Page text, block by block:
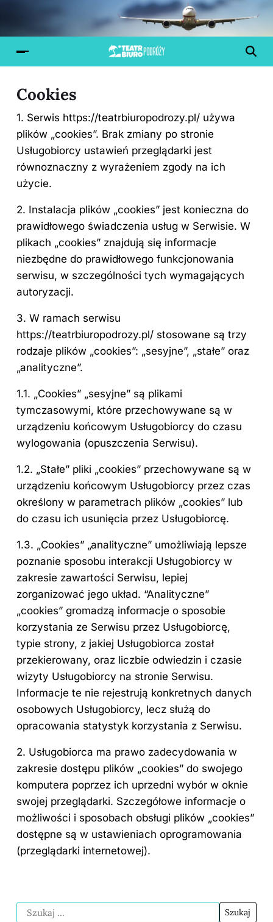
Cookies
1. Serwis https://teatrbiuropodrozy.pl/ używa
plików „cookies”. Brak zmiany po stronie
Usługobiorcy ustawień przeglądarki jest
równoznaczny z wyrażeniem zgody na ich
użycie.
2. Instalacja plików „cookies” jest konieczna do
prawidłowego świadczenia usług w Serwisie. W
plikach „cookies” znajdują się informacje
niezbędne do prawidłowego funkcjonowania
serwisu, w szczególności tych wymagających
autoryzacji.
3. W ramach serwisu
https://teatrbiuropodrozy.pl/ stosowane są trzy
rodzaje plików „cookies”: „sesyjne”, „stałe” oraz
„analityczne”.
1.1. „Cookies” „sesyjne” są plikami
tymczasowymi, które przechowywane są w
urządzeniu końcowym Usługobiorcy do czasu
wylogowania (opuszczenia Serwisu).
1.2. „Stałe” pliki „cookies” przechowywane są w
urządzeniu końcowym Usługobiorcy przez czas
określony w parametrach plików „cookies” lub
do czasu ich usunięcia przez Usługobiorcę.
1.3. „Cookies” „analityczne” umożliwiają lepsze
poznanie sposobu interakcji Usługobiorcy w
zakresie zawartości Serwisu, lepiej
zorganizować jego układ. “Analityczne”
„cookies” gromadzą informacje o sposobie
korzystania ze Serwisu przez Usługobiorcę,
typie strony, z jakiej Usługobiorca został
przekierowany, oraz liczbie odwiedzin i czasie
wizyty Usługobiorcy na stronie Serwisu.
Informacje te nie rejestrują konkretnych danych
osobowych Usługobiorcy, lecz służą do
opracowania statystyk korzystania z Serwisu.
2. Usługobiorca ma prawo zadecydowania w
zakresie dostępu plików „cookies” do swojego
komputera poprzez ich uprzedni wybór w oknie
swojej przeglądarki. Szczegółowe informacje o
możliwości i sposobach obsługi plików „cookies”
dostępne są w ustawieniach oprogramowania
(przeglądarki internetowej).